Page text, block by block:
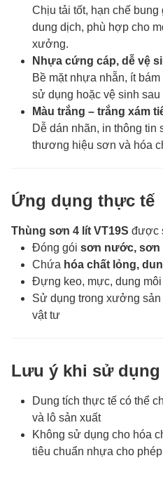
Chịu tải tốt, hạn chế
dung dịch, phù hợp cho
xưởng.
Nhựa cứng cáp, dễ vệ
Bề mặt nhựa nhẵn, ít
sử dụng hoặc vệ sinh sau
Màu trắng – trắng xám
Dễ dán nhãn, in thông tin
thương hiệu sơn và hóa
Ứng dụng thực tế
Thùng sơn 4 lít VT19S được
Đóng gói sơn nước, sơn
Chứa hóa chất lỏng,
Đựng keo, mực, dung
Sử dụng trong xưởng
vật tư
Lưu ý khi sử dụng
Dung tích thực tế có thể
và lô sản xuất
Không sử dụng cho hóa
tiêu chuẩn nhựa cho phép